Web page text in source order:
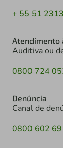
+ 55 51
Atendimento
Auditiva ou
0800 724
Denúncia
Canal de
0800 602